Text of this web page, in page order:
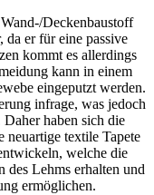
Deckenbaustoff
er für eine passive
kommt es allerdings
kann in einem
eingeputzt werden.
infrage, was jedoch
haben sich die
neuartige textile Tapete
welche die
des Lehms erhalten und
ermöglichen.